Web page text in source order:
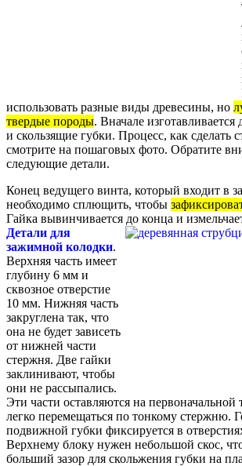
использовать разные виды древесины, но
твердые породы. Вначале изготавливается
и скользящие губки. Процесс, как сделать
смотрите на пошаговых фото. Обратите
следующие детали.
Конец ведущего винта, который входит в
необходимо сплющить, чтобы
Гайка вывинчивается до конца и
Детали для
зажимной колодки.
Верхняя часть имеет
глубину 6 мм и
сквозное отверстие
10 мм. Нижняя часть
закруглена так, что
она не будет зависеть
от нижней части
стержня. Две гайки
заклинивают, чтобы
они не рассыпались.
Эти части оставляются на
легко перемещаться по тонкому стержню.
подвижной губки фиксируется в
Верхнему блоку нужен небольшой скос,
больший зазор для скольжения губки на